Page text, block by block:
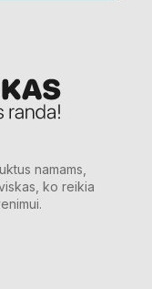
namams,
ko reikia